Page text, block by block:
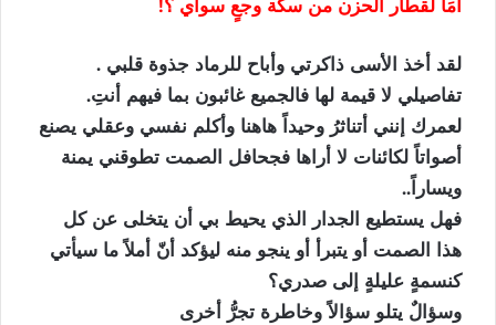
أمَا لقطار الحزن من سكة وجعٍ سواي ؟!
لقد أخذ الأسى ذاكرتي وأباح للرماد جذوة قلبي .
تفاصيلي لا قيمة لها فالجميع غائبون بما فيهم أنتِ.
لعمرك إنني أتناثرُ وحيداً هاهنا وأكلم نفسي وعقلي يصنع
أصواتاً لكائنات لا أراها فجحافل الصمت تطوقني يمنة
ويساراً..
فهل يستطيع الجدار الذي يحيط بي أن يتخلى عن كل
هذا الصمت أو يتبرأ أو ينجو منه ليؤكد أنّ أملاً ما سيأتي
كنسمةٍ عليلةٍ إلى صدري؟
وسؤالٌ يتلو سؤالاً وخاطرة تجرُّ أخرى